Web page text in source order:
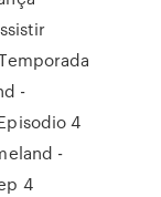
-
4
-
4